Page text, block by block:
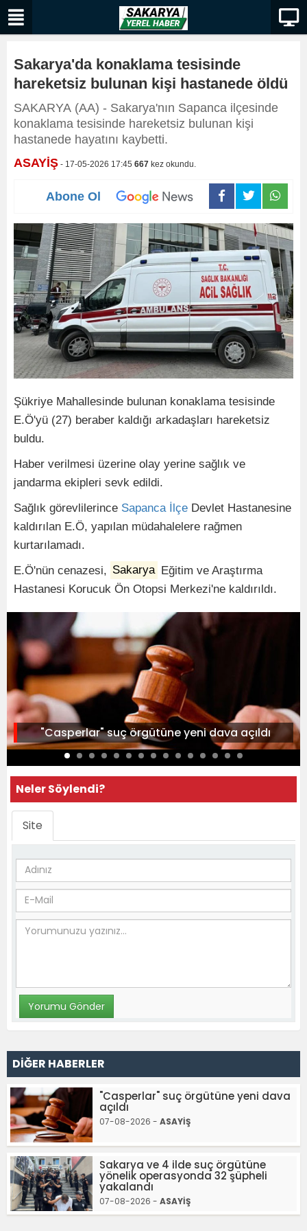
Sakarya'da konaklama tesisinde
hareketsiz bulunan kişi hastanede öldü
SAKARYA (AA) - Sakarya'nın Sapanca ilçesinde
konaklama tesisinde hareketsiz bulunan kişi
hastanede hayatını kaybetti.
ASAYİŞ - 17-05-2026 17:45 667 kez okundu.
Abone Ol
Şükriye Mahallesinde bulunan konaklama tesisinde
E.Ö'yü (27) beraber kaldığı arkadaşları hareketsiz
buldu.
Haber verilmesi üzerine olay yerine sağlık ve
jandarma ekipleri sevk edildi.
Sağlık görevlilerince Sapanca İlçe Devlet Hastanesine
kaldırılan E.Ö, yapılan müdahalelere rağmen
kurtarılamadı.
E.Ö'nün cenazesi, Sakarya Eğitim ve Araştırma
Hastanesi Korucuk Ön Otopsi Merkezi'ne kaldırıldı.
"Casperlar" suç örgütüne yeni dava açıldı
Neler Söylendi?
Site
DİĞER HABERLER
"Casperlar" suç örgütüne yeni dava
açıldı
07-08-2026 - ASAYİŞ
Sakarya ve 4 ilde suç örgütüne
yönelik operasyonda 32 şüpheli
yakalandı
07-08-2026 - ASAYİŞ